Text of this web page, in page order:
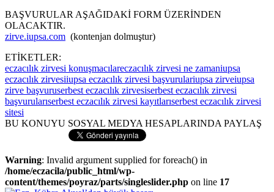
BAŞVURULAR AŞAĞIDAKİ FORM ÜZERİNDEN
OLACAKTIR.
zirve.iupsa.com (kontenjan dolmuştur)
ETİKETLER:
eczacılık zirvesi konuşmacılareczacılık zirvesi ne zamaniupsa
eczacılık zirvesiiupsa eczacılık zirvesi başvurulariupsa zirveiupsa
zirve başvuruserbest eczacılık zirvesiserbest eczacılık zirvesi
başvurularıserbest eczacılık zirvesi kayıtlarıserbest eczacılık zirvesi
sitesi
BU KONUYU SOSYAL MEDYA HESAPLARINDA PAYLAŞ
Warning: Invalid argument supplied for foreach() in
/home/eczacila/public_html/wp-
content/themes/poyraz/parts/singleslider.php on line 17